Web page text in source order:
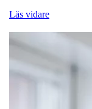
Läs vidare